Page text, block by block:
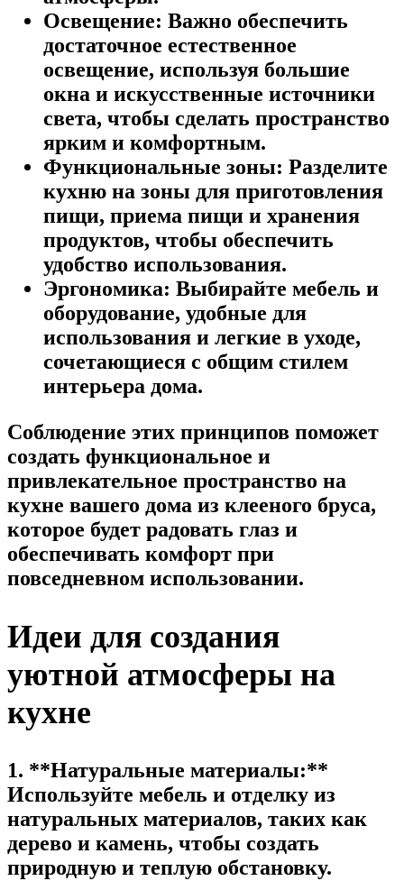
Освещение: Важно обеспечить
достаточное естественное
освещение, используя большие
окна и искусственные источники
света, чтобы сделать пространство
ярким и комфортным.
Функциональные зоны: Разделите
кухню на зоны для приготовления
пищи, приема пищи и хранения
продуктов, чтобы обеспечить
удобство использования.
Эргономика: Выбирайте мебель и
оборудование, удобные для
использования и легкие в уходе,
сочетающиеся с общим стилем
интерьера дома.
Соблюдение этих принципов поможет
создать функциональное и
привлекательное пространство на
кухне вашего дома из клееного бруса,
которое будет радовать глаз и
обеспечивать комфорт при
повседневном использовании.
Идеи для создания
уютной атмосферы на
кухне
1. **Натуральные материалы:**
Используйте мебель и отделку из
натуральных материалов, таких как
дерево и камень, чтобы создать
природную и теплую обстановку.